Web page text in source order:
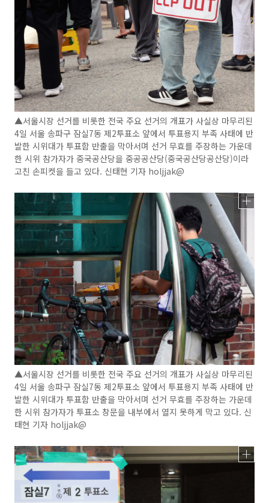
▲서울시장 선거를 비롯한 전국 주요 선거의 개표가 사실상 마무리된
4일 서울 송파구 잠실7동 제2투표소 앞에서 투표용지 부족 사태에 반
발한 시위대가 투표함 반출을 막아서며 선거 무효를 주장하는 가운데
한 시위 참가자가 중국공산당을 중공공산당(중국공산당공산당)이라
고친 손피켓을 들고 있다. 신태현 기자 holjjak@
▲서울시장 선거를 비롯한 전국 주요 선거의 개표가 사실상 마무리된
4일 서울 송파구 잠실7동 제2투표소 앞에서 투표용지 부족 사태에 반
발한 시위대가 투표함 반출을 막아서며 선거 무효를 주장하는 가운데
한 시위 참가자가 투표소 창문을 내부에서 열지 못하게 막고 있다. 신
태현 기자 holjjak@